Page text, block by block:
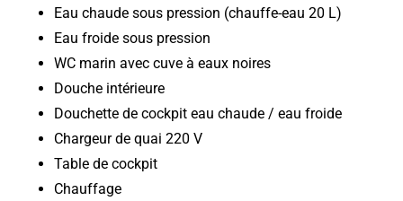
Eau chaude sous pression (chauffe-eau 20 L)
Eau froide sous pression
WC marin avec cuve à eaux noires
Douche intérieure
Douchette de cockpit eau chaude / eau froide
Chargeur de quai 220 V
Table de cockpit
Chauffage